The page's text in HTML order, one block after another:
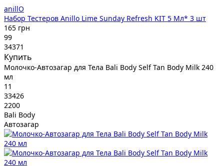
anillO
Набор Тестеров Anillo Lime Sunday Refresh KIT 5 Мл* 3 шт
165 грн
99
34371
Купить
Молочко-Автозагар для Тела Bali Body Self Tan Body Milk 240
мл
11
33426
2200
Bali Body
Автозагар